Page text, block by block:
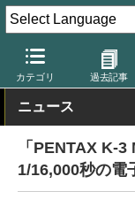
カテゴリ 過去記事
デジカメ Watch カメ
ニュース
「PENTAX K-
1/16,000秒の電